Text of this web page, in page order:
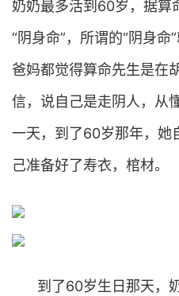
奶奶最多活到60岁，据算
“阴身命”，所谓的“阴身
爸妈都觉得算命先生是在
信，说自己是走阴人，从
一天，到了60岁那年，她
己准备好了寿衣，棺材。
到了60岁生日那天，